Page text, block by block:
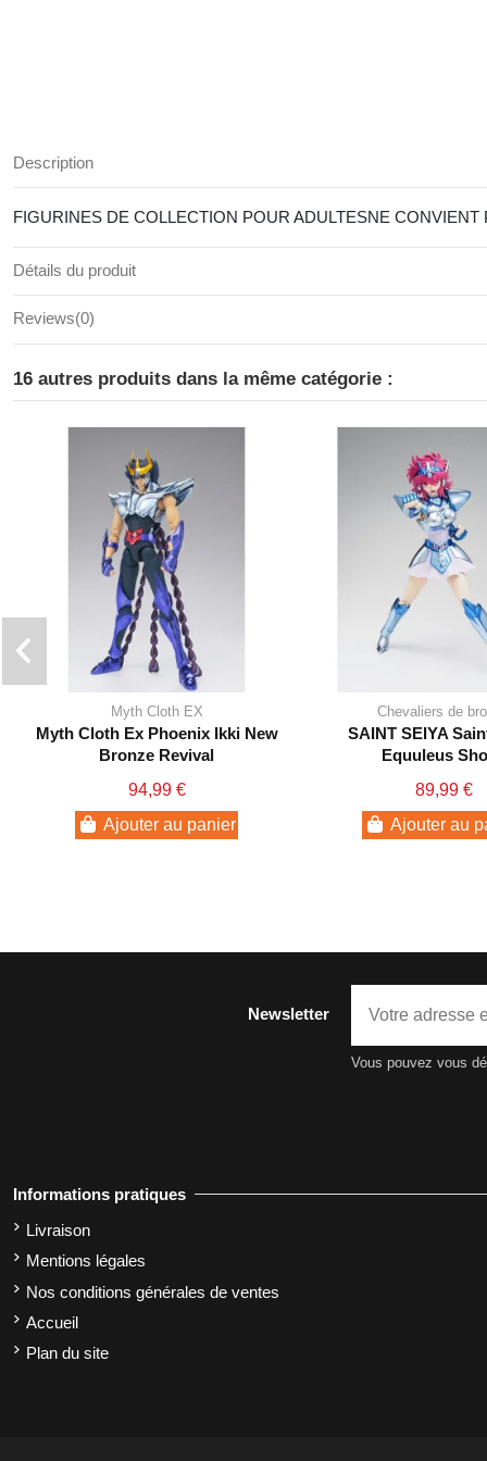
Description
FIGURINES DE COLLECTION POUR ADULTESNE
Détails du produit
Reviews(0)
16 autres produits dans la même catégorie :
Myth Cloth EX
Myth Cloth Ex Phoenix Ikki New
Bronze Revival
94,99 €
Ajouter au panier
Chevaliers de
SAINT SEIYA
Equuleus
89,99 €
Ajouter au
Newsletter
Vous pouvez vous
Informations pratiques
Livraison
Mentions légales
Nos conditions générales de ventes
Accueil
Plan du site